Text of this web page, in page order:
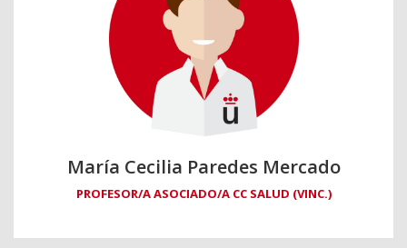
María Cecilia Paredes Mercado
PROFESOR/A ASOCIADO/A CC SALUD (VINC.)